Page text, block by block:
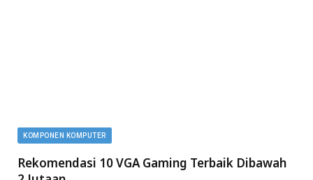
KOMPONEN KOMPUTER
Rekomendasi 10 VGA Gaming Terbaik Dibawah